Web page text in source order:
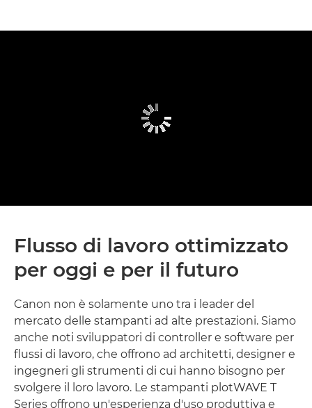
Flusso di lavoro ottimizzato
per oggi e per il futuro
Canon non è solamente uno tra i leader del
mercato delle stampanti ad alte prestazioni. Siamo
anche noti sviluppatori di controller e software per
flussi di lavoro, che offrono ad architetti, designer e
ingegneri gli strumenti di cui hanno bisogno per
svolgere il loro lavoro. Le stampanti plotWAVE T
Series offrono un'esperienza d'uso produttiva e